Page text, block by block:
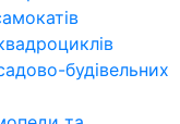
будівельних